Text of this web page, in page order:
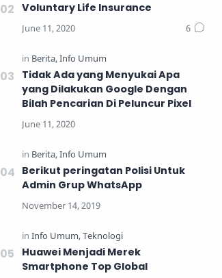
Voluntary Life Insurance
Tidak Ada yang Menyukai Apa
yang Dilakukan Google Dengan
Bilah Pencarian Di Peluncur Pixel
Berikut peringatan Polisi Untuk
Admin Grup WhatsApp
Huawei Menjadi Merek
Smartphone Top Global